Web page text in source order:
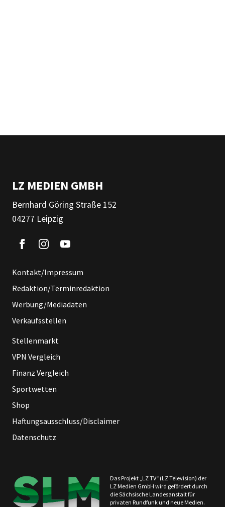
LZ MEDIEN GMBH
Bernhard Göring Straße 152
04277 Leipzig
Kontakt/Impressum
Redaktion/Terminredaktion
Werbung/Mediadaten
Verkaufsstellen
Stellenmarkt
VPN Vergleich
Finanz Vergleich
Sportwetten
Shop
Haftungsausschluss/Disclaimer
Datenschutz
Das Projekt „LZ TV“ (LZ Television) der
LZ Medien GmbH wird gefördert durch
die Sächsische Landesanstalt für
privaten Rundfunk und neue Medien.